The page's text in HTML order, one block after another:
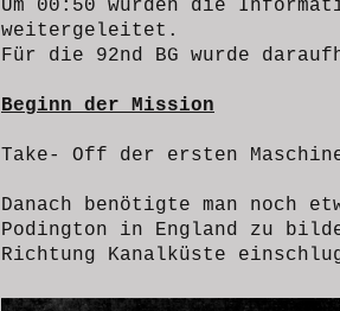
Um 00:50 wurden die
weitergeleitet.
Für die 92nd BG wurde
Beginn der Mission
Take- Off der ersten
Danach benötigte man noch
Podington in England zu
Richtung Kanalküste